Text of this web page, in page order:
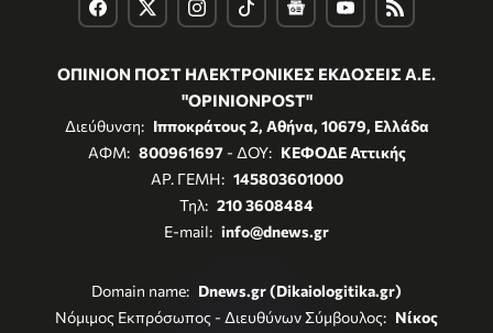
ΟΠΙΝΙΟΝ ΠΟΣΤ ΗΛΕΚΤΡΟΝΙΚΕΣ ΕΚΔΟΣΕΙΣ Α.Ε.
"OPINIONPOST"
Διεύθυνση: Ιπποκράτους 2, Αθήνα, 10679, Ελλάδα
ΑΦΜ: 800961697- ΔΟΥ: ΚΕΦΟΔΕ Αττικής
ΑΡ. ΓΕΜΗ: 145803601000
Τηλ: 210 3608484
E-mail: info@dnews.gr
Domain name: Dnews.gr (Dikaiologitika.gr)
Νόμιμος Εκπρόσωπος - Διευθύνων Σύμβουλος: Νίκος